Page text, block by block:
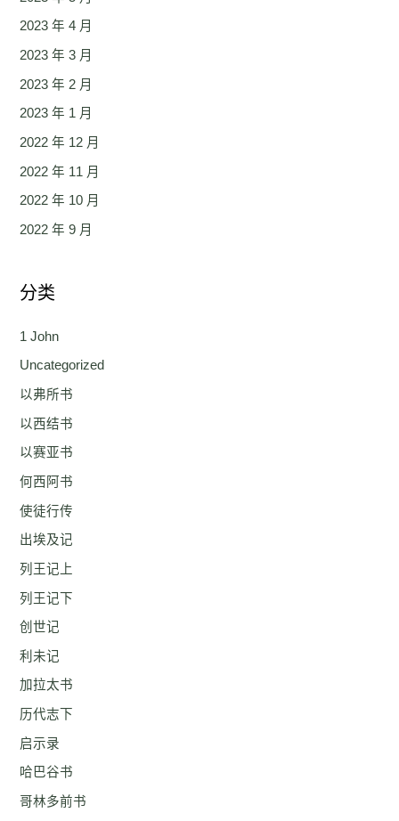
2023 年 4 月
2023 年 3 月
2023 年 2 月
2023 年 1 月
2022 年 12 月
2022 年 11 月
2022 年 10 月
2022 年 9 月
分类
1 John
Uncategorized
以弗所书
以西结书
以赛亚书
何西阿书
使徒行传
出埃及记
列王记上
列王记下
创世记
利未记
加拉太书
历代志下
启示录
哈巴谷书
哥林多前书